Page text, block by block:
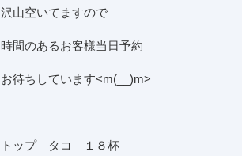
沢山空いてますので
時間のあるお客様当日予約
お待ちしています<m(__)m>
トップ タコ １８杯